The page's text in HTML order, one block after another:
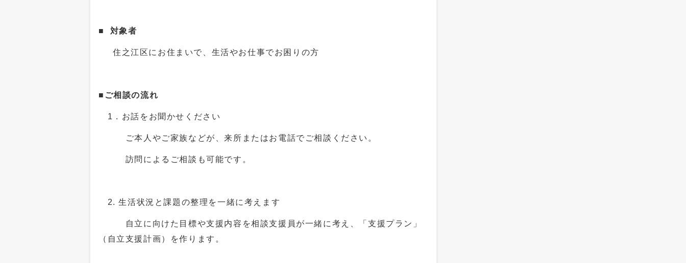
■ 対象者
住之江区にお住まいで、生活やお仕事でお困りの方
■ご相談の流れ
1．お話をお聞かせください
ご本人やご家族などが、来所またはお電話でご相談ください。
訪問によるご相談も可能です。
2.生活状況と課題の整理を一緒に考えます
自立に向けた目標や支援内容を相談支援員が一緒に考え、「支援プラン」
（自立支援計画）を作ります。